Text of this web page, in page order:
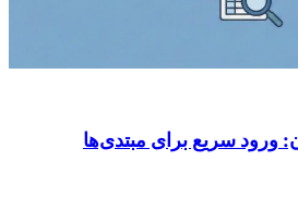
ورود سریع برای مبتدی‌ها